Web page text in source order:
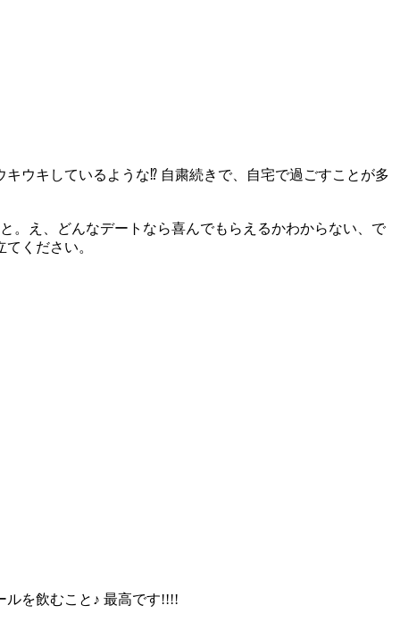
ウキしているような⁉ 自粛続きで、自宅で過ごすことが多
。え、どんなデートなら喜んでもらえるかわからない、で
ください。
ルを飲むこと♪ 最高です!!!!